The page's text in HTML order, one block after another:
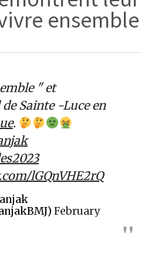
ensemble
" et
de Sainte -Luce en
.
lGQnVHE2rQ
February